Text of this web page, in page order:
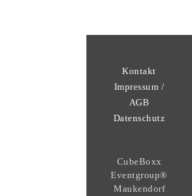
Kontakt
Impressum /
AGB
Datenschutz
CubeBoxx
Eventgroup®
Maukendorf